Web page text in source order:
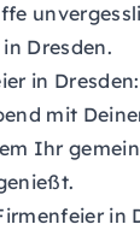
Dresden.
in Dresden:
mit
Ihr
in